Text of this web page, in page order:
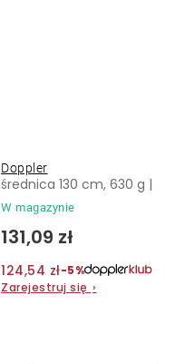
Doppler
W magazynie
131,09 zł
124,54 zł−5%
Zarejestruj się ›
średnica 130 cm, 630 g |